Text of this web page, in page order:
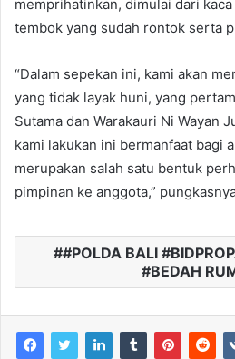
memprihatinkan, dimulai dari
tembok yang sudah rontok serta
“Dalam sepekan ini, kami akan
yang tidak layak huni, yang
Sutama dan Warakauri Ni Wayan
kami lakukan ini bermanfaat bagi
merupakan salah satu bentuk
pimpinan ke anggota,”
#POLDA BALI
#BEDAH